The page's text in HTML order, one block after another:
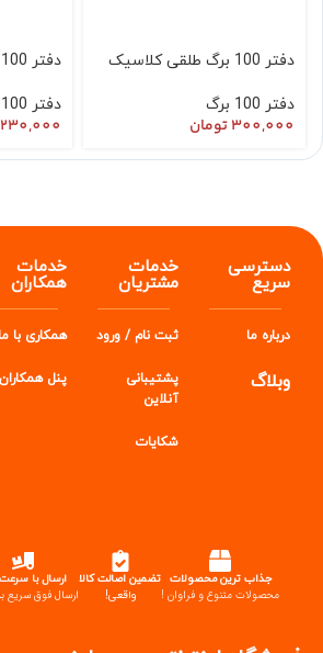
دفتر 100 برگ طلقی کلاسیک
دفتر 100 برگ
300,000تومان
دفتر 100 برگ
230,000
دسترسی
سریع
درباره ما
وبلاگ
خدمات
مشتریان
ثبت نام / ورود
پشتیبانی
آنلاین
شکایات
خدمات
همکاران
همکاری با ما
پنلهمکاران
جذاب ترین محصولات
محصولات متنوع و فراوان !
تضمین اصالت کالا
واقعی!
ارسال با
ارسال فوق سریع